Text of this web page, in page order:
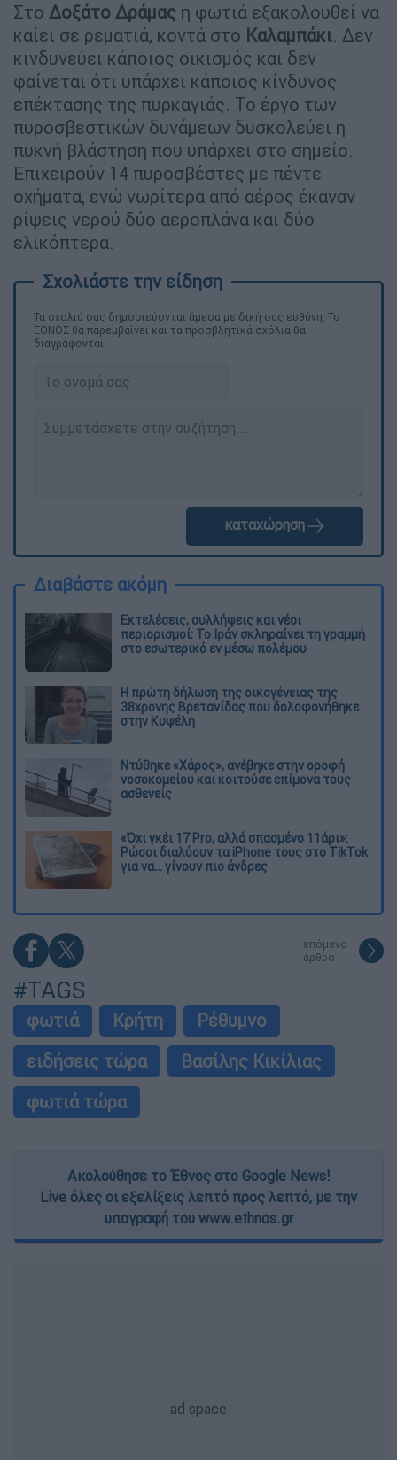
Στο Δοξάτο Δράμας η φωτιά εξακολουθεί να
καίει σε ρεματιά, κοντά στο Καλαμπάκι. Δεν
κινδυνεύει κάποιος οικισμός και δεν
φαίνεται ότι υπάρχει κάποιος κίνδυνος
επέκτασης της πυρκαγιάς. Το έργο των
πυροσβεστικών δυνάμεων δυσκολεύει η
πυκνή βλάστηση που υπάρχει στο σημείο.
Επιχειρούν 14 πυροσβέστες με πέντε
οχήματα, ενώ νωρίτερα από αέρος έκαναν
ρίψεις νερού δύο αεροπλάνα και δύο
ελικόπτερα.
Τα σχολιά σας δημοσιεύονται άμεσα με δική σας ευθύνη. Το
ΕΘΝΟΣ θα παρεμβαίνει και τα προσβλητικά σχόλια θα
διαγράφονται
καταχώρηση
Διαβάστε ακόμη
Εκτελέσεις, συλλήψεις και νέοι
περιορισμοί: Το Ιράν σκληραίνει τη γραμμή
στο εσωτερικό εν μέσω πολέμου
Η πρώτη δήλωση της οικογένειας της
38χρονης Βρετανίδας που δολοφονήθηκε
στην Κυψέλη
Ντύθηκε «Χάρος», ανέβηκε στην οροφή
νοσοκομείου και κοιτούσε επίμονα τους
ασθενείς
«Όχι γκέι 17 Pro, αλλά σπασμένο 11άρι»:
Ρώσοι διαλύουν τα iPhone τους στο TikTok
για να... γίνουν πιο άνδρες
επόμενο
άρθρο
#TAGS
φωτιά Κρήτη
Ρέθυμνο
ειδήσεις τώρα
Βασίλης Κικίλιας
φωτιά τώρα
Ακολούθησε το Έθνος στο Google News!
Live όλες οι εξελίξεις λεπτό προς λεπτό, με την
υπογραφή του www.ethnos.gr